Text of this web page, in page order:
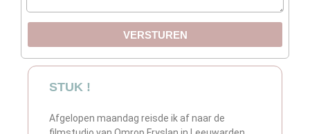
VERSTUREN
STUK !
Afgelopen maandag reisde ik af naar de